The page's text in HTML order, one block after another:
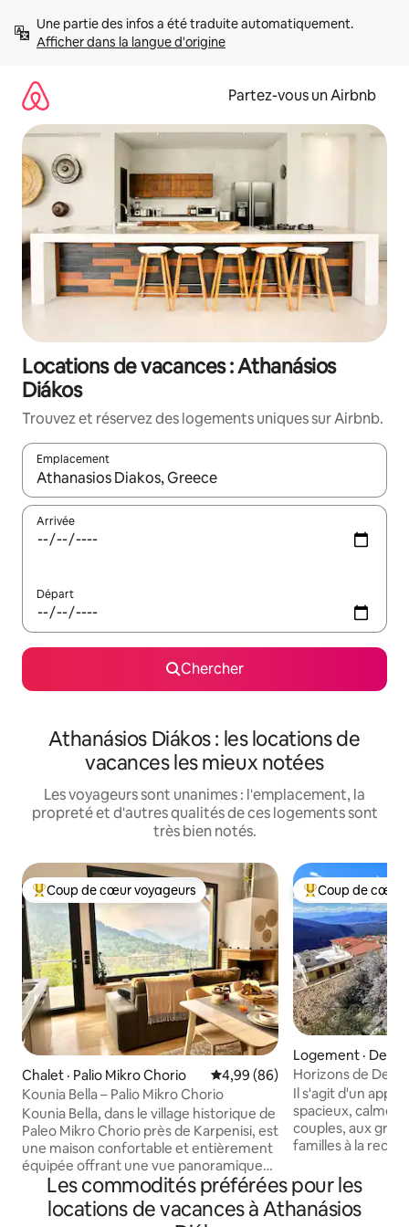
directement
Afficher dans la langue d'origine
Partez-vous un Airbnb
Locations de vacances : Athanásios
Diákos
Trouvez et réservez des logements uniques sur Airbnb.
Emplacement
Quand les résultats sont affichés, parcourez-les en utilisant
Arrivée
Départ
Chercher
Athanásios Diákos : les locations de
vacances les mieux notées
Les voyageurs sont unanimes : l'emplacement, la
propreté et d'autres qualités de ces logements sont
très bien notés.
Coup de cœur voyageurs parmi les plus aimés
Coup de cœur voyageurs
Chalet · Palio Mikro Chorio Note moyenne de 4,99 sur 5,
4,99 (86)
Kounia Bella – Palio Mikro Chorio
Kounia Bella, dans le village historique de
Paleo Mikro Chorio près de Karpenisi, est
une maison confortable et entièrement
équipée offrant une vue panoramique
sur la forêt et les sommets de l'Evritania.
Idéale pour les couples et les familles,
elle offre des lits confortables, un foyer,
Coup de cœur
Coup de cœur
Logement · Delphi
Horizons de
Il s'agit d'un
spacieux, calme
couples, aux
familles à la
durée. Il est
idéal afin d'offrir à
moments de
Les commodités préférées pour les
locations de vacances à Athanásios